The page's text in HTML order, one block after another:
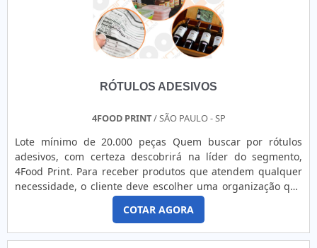
RÓTULOS ADESIVOS
4FOOD PRINT/ SÃO PAULO - SP
Lote mínimo de 20.000 peças Quem buscar por rótulos
adesivos, com certeza descobrirá na líder do segmento,
4Food Print. Para receber produtos que atendem qualquer
necessidade, o cliente deve escolher uma organização que
se destaque por um bom suporte pré-venda e tenha ampla
experiência no ramo.MAIS DETALHES INTERESSANTES
SOBRE RÓTULOS ADESIVOSQuem precisa de rótulos
COTAR AGORA